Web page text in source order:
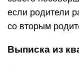
если родители
со вторым
Выписка из